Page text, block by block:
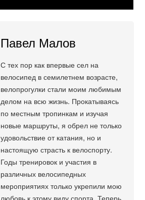
Павел Малов
С тех пор как впервые сел на
велосипед в семилетнем возрасте,
велопрогулки стали моим любимым
делом на всю жизнь. Прокатываясь
по местным тропинкам и изучая
новые маршруты, я обрел не только
удовольствие от катания, но и
настоящую страсть к велоспорту.
Годы тренировок и участия в
различных велосипедных
мероприятиях только укрепили мою